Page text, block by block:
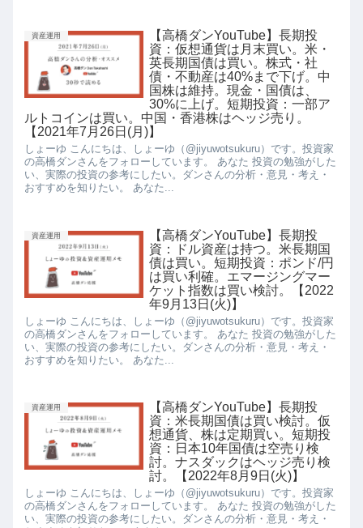
資産運用
【高橋ダンYouTube】長期投
資：仮想通貨は月末買い。米・
英長期国債は買い。株式・社
債・不動産は40%まで下げ。中
国株は維持。現金・国債は、
30%に上げ。短期投資：一部ア
ルトコインは買い。中国・香港株はヘッジ売り。
【2021年7月26日(月)】
しょーゆ こんにちは、しょーゆ（@jiyuwotsukuru）です。投資家
の高橋ダンさんをフォローしています。 あなた 投資の勉強がした
い、実際の投資の参考にしたい。ダンさんの分析・意見・考え・
おすすめを知りたい。 あなた...
資産運用
【高橋ダンYouTube】長期投
資：ドル資産は持つ。米長期国
債は買い。短期投資：ポンド/円
は買い利確。エマージングマー
ケット指数は買い検討。【2022
年9月13日(火)】
しょーゆ こんにちは、しょーゆ（@jiyuwotsukuru）です。投資家
の高橋ダンさんをフォローしています。 あなた 投資の勉強がした
い、実際の投資の参考にしたい。ダンさんの分析・意見・考え・
おすすめを知りたい。 あなた...
資産運用
【高橋ダンYouTube】長期投
資：米長期国債は買い検討。仮
想通貨、株は定期買い。短期投
資：日本10年国債は空売り検
討。ナスダックはヘッジ売り検
討。【2022年8月9日(火)】
しょーゆ こんにちは、しょーゆ（@jiyuwotsukuru）です。投資家
の高橋ダンさんをフォローしています。 あなた 投資の勉強がした
い、実際の投資の参考にしたい。ダンさんの分析・意見・考え・